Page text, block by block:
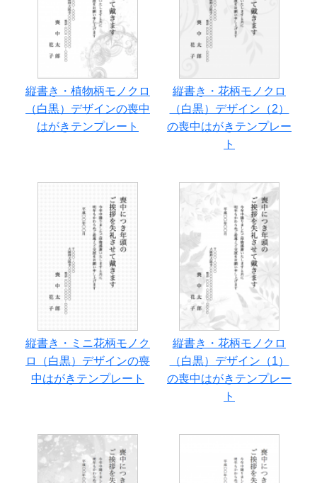
縦書き・植物柄モノクロ
（白黒）デザインの喪中
はがきテンプレート
縦書き・花柄モノクロ
（白黒）デザイン（2）
の喪中はがきテンプレー
ト
縦書き・ミニ花柄モノク
ロ（白黒）デザインの喪
中はがきテンプレート
縦書き・花柄モノクロ
（白黒）デザイン（1）
の喪中はがきテンプレー
ト